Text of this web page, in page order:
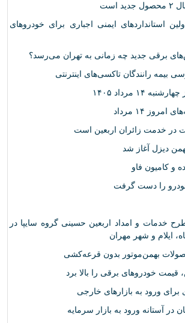
است
استانداردهای ایمنی اجباری برای خودروهای
برقی جدید چه زمانی به تهران می‌رسد؟
بیمه رانندگان تاکسی‌های اینترنتی
۱۴ مرداد ۱۴۰۵
۱۴ مرداد
در خدمت زائران اربعین است
دیزل آغاز شد
و کامیون فاو
را دست گرفت
خدمات و امداد اربعین حسینی گروه سایپا در
ایلام و شهر مهران
بهمن‌موتور بدون قرعه‌کشی
قیمت خودروهای برقی را بالا برد
ورود به بازارهای خارجی
در آستانه ورود به بازار سرمایه